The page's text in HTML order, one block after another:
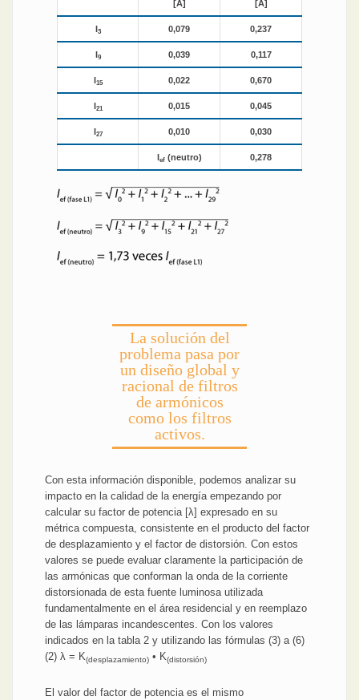
[A]
[A]
3 0,079 0,237
9 0,039 0,117
15 0,022 0,670
21 0,015 0,045
27 0,010 0,030
ef(neutro) 0,278
La solución del
problema pasa por
un diseño global y
racional de filtros
de armónicos
como los filtros
activos.
Con esta información disponible, podemos analizar su
impacto en la calidad de la energía empezando por
calcular su factor de potencia [λ] expresado en su
métrica compuesta, consistente en el producto del factor
de desplazamiento y el factor de distorsión. Con estos
valores se puede evaluar claramente la participación de
las armónicas que conforman la onda de la corriente
distorsionada de esta fuente luminosa utilizada
fundamentalmente en el área residencial y en reemplazo
de las lámparas incandescentes. Con los valores
indicados en la tabla 2 y utilizando las fórmulas (3) a (6)
(2) λ = K(desplazamiento) • K(distorsión)
El valor del factor de potencia es el mismo